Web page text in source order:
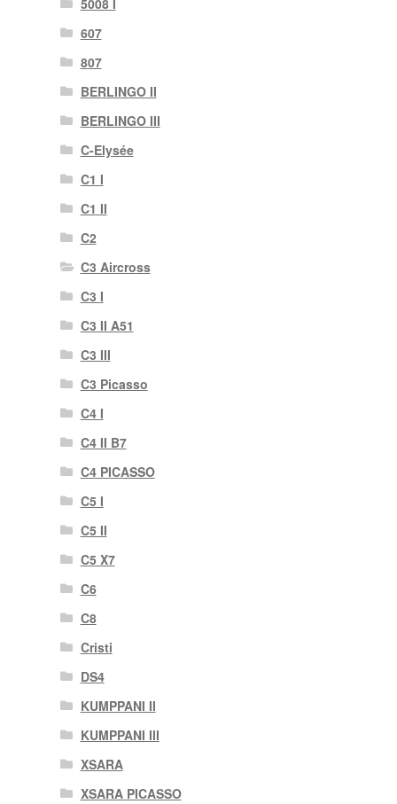
5008 I
607
807
BERLINGO II
BERLINGO III
C-Elysée
C1 I
C1 II
C2
C3 Aircross
C3 I
C3 II A51
C3 III
C3 Picasso
C4 I
C4 II B7
C4 PICASSO
C5 I
C5 II
C5 X7
C6
C8
Cristi
DS4
KUMPPANI II
KUMPPANI III
XSARA
XSARA PICASSO